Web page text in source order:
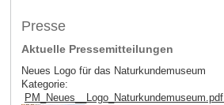
Presse
Aktuelle Pressemitteilungen
Neues Logo für das Naturkundemuseum
Kategorie:
PM_Neues__Logo_Naturkundemuseum.pdf